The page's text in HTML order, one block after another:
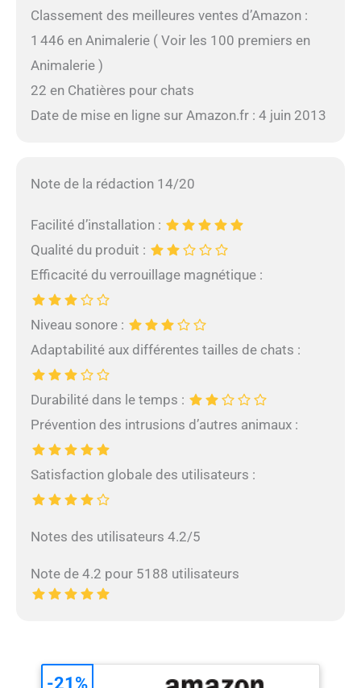
Classement des meilleures ventes d’Amazon :
1 446 en Animalerie ( Voir les 100 premiers en
Animalerie )
22 en Chatières pour chats
Date de mise en ligne sur Amazon.fr : 4 juin 2013
Note de la rédaction 14/20
Facilité d’installation :
Qualité du produit :
Efficacité du verrouillage magnétique :
Niveau sonore :
Adaptabilité aux différentes tailles de chats :
Durabilité dans le temps :
Prévention des intrusions d’autres animaux :
Satisfaction globale des utilisateurs :
Notes des utilisateurs 4.2/5
Note de 4.2 pour 5188 utilisateurs
-21%